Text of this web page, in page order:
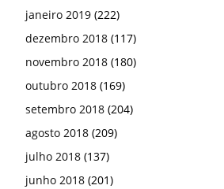
janeiro 2019 (222)
dezembro 2018 (117)
novembro 2018 (180)
outubro 2018 (169)
setembro 2018 (204)
agosto 2018 (209)
julho 2018 (137)
junho 2018 (201)